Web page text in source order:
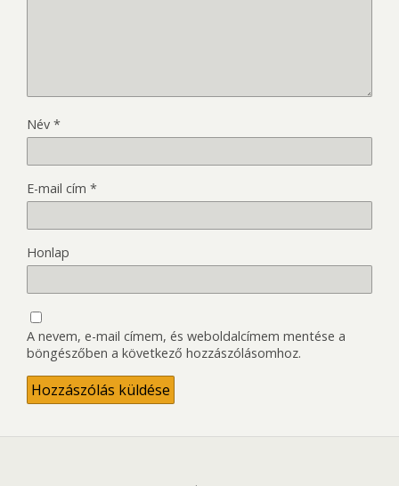
Név *
E-mail cím *
Honlap
A nevem, e-mail címem, és weboldalcímem mentése a
böngészőben a következő hozzászólásomhoz.